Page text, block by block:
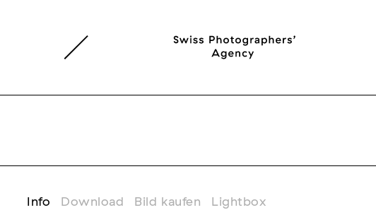
Info Download Bild kaufen Lightbox